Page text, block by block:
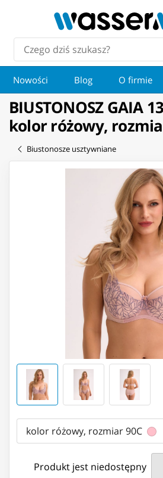
Nowości Blog O firmie
BIUSTONOSZ GAIA
kolor różowy,
Biustonosze usztywniane
kolor różowy, rozmiar 90C
Produkt jest niedostępny